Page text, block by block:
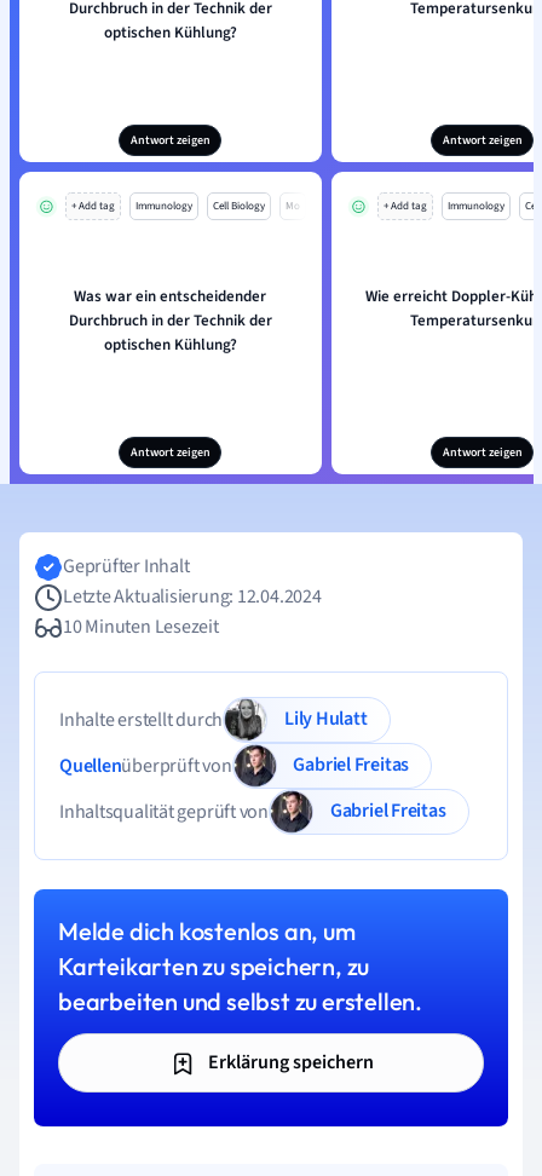
Durchbruch in der Technik der
optischen Kühlung?
Antwort zeigen Antwort zeigen
+ Add tag Immunology Cell Biology Mo
Was war ein entscheidender
Durchbruch in der Technik der
optischen Kühlung?
Antwort zeigen
+ Add tag Immunology
Wie erreicht Doppler-
Antwort zeigen
Geprüfter Inhalt
Letzte Aktualisierung: 12.04.2024
10 Minuten Lesezeit
Inhalte erstellt durch
Lily Hulatt
Quellenüberprüft von
Gabriel Freitas
Inhaltsqualität geprüft von
Gabriel Freitas
Melde dich kostenlos an, um
Karteikarten zu speichern, zu
bearbeiten und selbst zu erstellen.
Erklärung speichern